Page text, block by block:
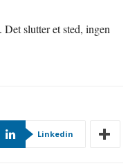
slutter et sted, ingen
Linkedin